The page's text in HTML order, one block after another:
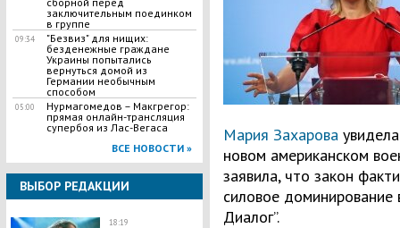
заключительным поединком
в группе
09:34
"Безвиз" для нищих:
безденежные граждане
Украины попытались
вернуться домой из
Германии необычным
способом
05:00
Нурмагомедов – Макгрегор:
прямая онлайн-трансляция
супербоя из Лас-Вегаса
ВСЕ НОВОСТИ »
ВЫБОР РЕДАКЦИИ
18:19
Мария Захароваувидела
новом американском
заявила, что закон
силовое доминирование
Диалог”.